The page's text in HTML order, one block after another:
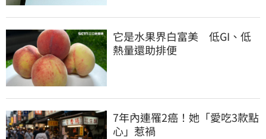
它是水果界白富美　低GI、低
熱量還助排便
7年內連罹2癌！她「愛吃3款點
心」惹禍